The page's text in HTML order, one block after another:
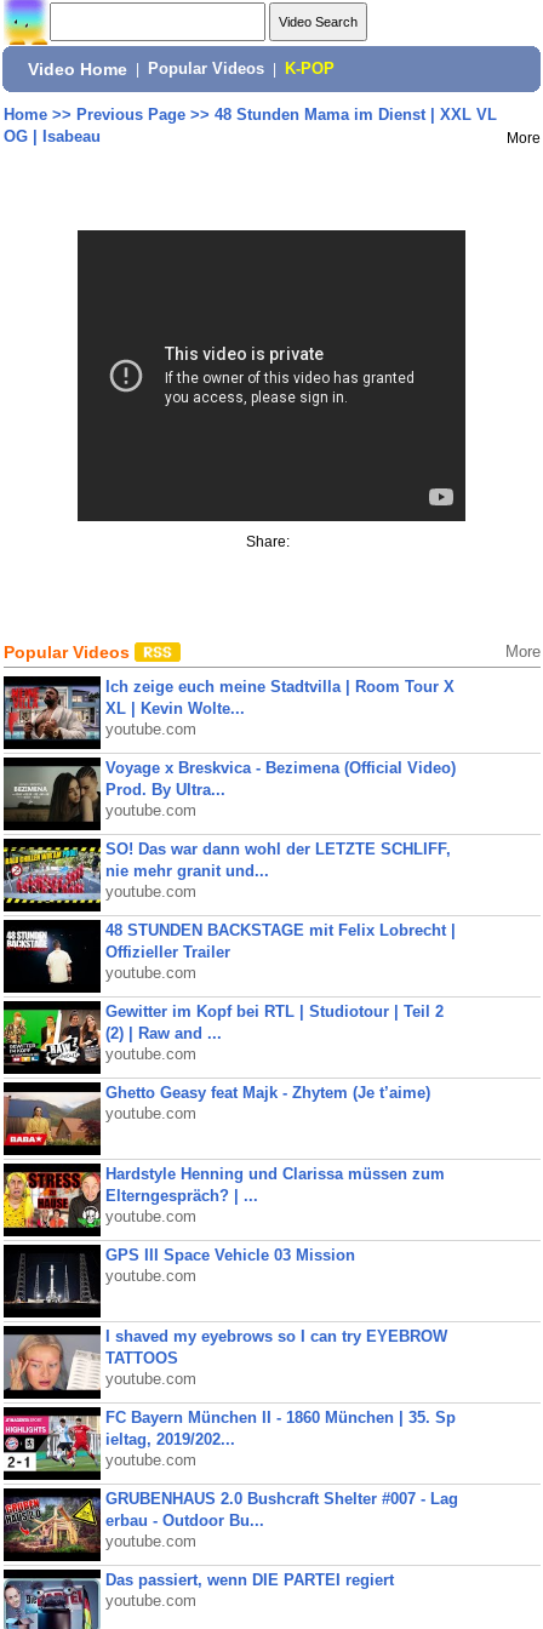
Video Home Popular Videos K-POP
Home>> Previous Page>> 48 Stunden Mama im Dienst | XXL VL
OG | Isabeau
More
Share:
Popular Videos More
Ich zeige euch meine Stadtvilla | Room Tour X
XL | Kevin Wolte...
youtube.com
Voyage x Breskvica - Bezimena (Official Video)
Prod. By Ultra...
youtube.com
SO! Das war dann wohl der LETZTE SCHLIFF,
nie mehr granit und...
youtube.com
48 STUNDEN BACKSTAGE mit Felix Lobrecht |
Offizieller Trailer
youtube.com
Gewitter im Kopf bei RTL | Studiotour | Teil 2
(2) | Raw and ...
youtube.com
Ghetto Geasy feat Majk - Zhytem (Je t’aime)
youtube.com
Hardstyle Henning und Clarissa müssen zum
Elterngespräch? | ...
youtube.com
GPS III Space Vehicle 03 Mission
youtube.com
I shaved my eyebrows so I can try EYEBROW
TATTOOS
youtube.com
FC Bayern München II - 1860 München | 35. Sp
ieltag, 2019/202...
youtube.com
GRUBENHAUS 2.0 Bushcraft Shelter #007 - Lag
erbau - Outdoor Bu...
youtube.com
Das passiert, wenn DIE PARTEI regiert
youtube.com